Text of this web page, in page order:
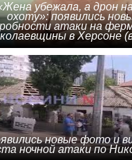
убежала, а дрон
охоту»: появились
атаки на
в Херсоне
новые фото и
ночной атаки по